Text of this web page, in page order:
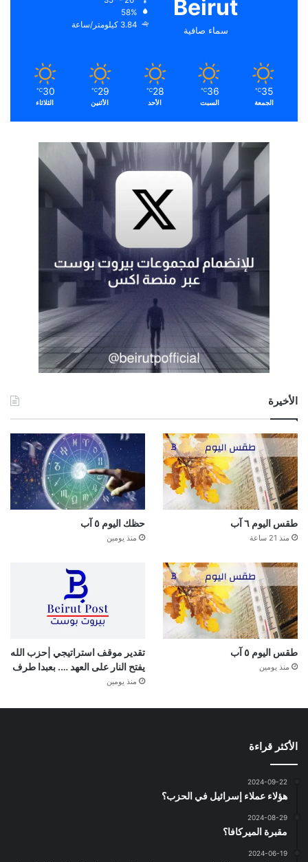
Beirut
سماء صافية
58%
3.84 كيلومتر/ساعة
35
℃
الجمعة
36
℃
السبت
28
℃
الأحد
29
℃
الأثنين
30
℃
الثلاثاء
الأخيرة
طقس اليوم ٦ آب
منذ 21 ساعة
حظك اليوم ٥ آب
منذ يومين
طقس اليوم ٥ آب
منذ يومين
تقدير موقف استراتيجي |حزب الله
يفتح النار على العهد …. بعبدا طرف
منذ يومين
الأكثر قراءة
2024-09-22
هؤلاء عملاء إسرائيل في الحزب؟
2024-08-29
مقبرة الميركافا؟
2024-06-19